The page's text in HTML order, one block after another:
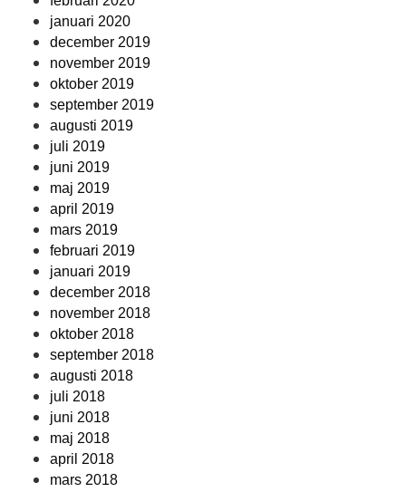
januari 2020
december 2019
november 2019
oktober 2019
september 2019
augusti 2019
juli 2019
juni 2019
maj 2019
april 2019
mars 2019
februari 2019
januari 2019
december 2018
november 2018
oktober 2018
september 2018
augusti 2018
juli 2018
juni 2018
maj 2018
april 2018
mars 2018